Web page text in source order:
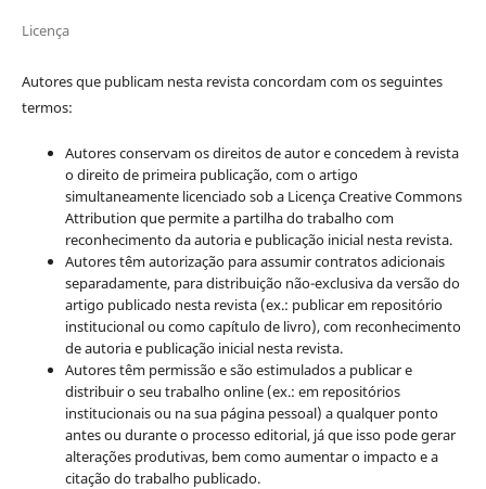
Licença
Autores que publicam nesta revista concordam com os seguintes
termos:
Autores conservam os direitos de autor e concedem à revista
o direito de primeira publicação, com o artigo
simultaneamente licenciado sob a Licença Creative Commons
Attribution que permite a partilha do trabalho com
reconhecimento da autoria e publicação inicial nesta revista.
Autores têm autorização para assumir contratos adicionais
separadamente, para distribuição não-exclusiva da versão do
artigo publicado nesta revista (ex.: publicar em repositório
institucional ou como capítulo de livro), com reconhecimento
de autoria e publicação inicial nesta revista.
Autores têm permissão e são estimulados a publicar e
distribuir o seu trabalho online (ex.: em repositórios
institucionais ou na sua página pessoal) a qualquer ponto
antes ou durante o processo editorial, já que isso pode gerar
alterações produtivas, bem como aumentar o impacto e a
citação do trabalho publicado.